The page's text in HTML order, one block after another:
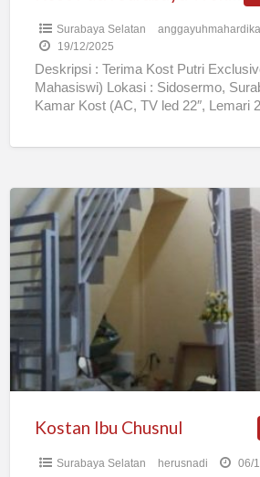
Surabaya Selatan
19/12/2025
Deskripsi : Terima Kost Putri
Mahasiswi) Lokasi : Sidosermo,
Kamar Kost (AC, TV led 22″, Lemari
Kostan
Ibu
Chusnul
Kostan Ibu Chusnul
Surabaya Selatan herusnadi 06/